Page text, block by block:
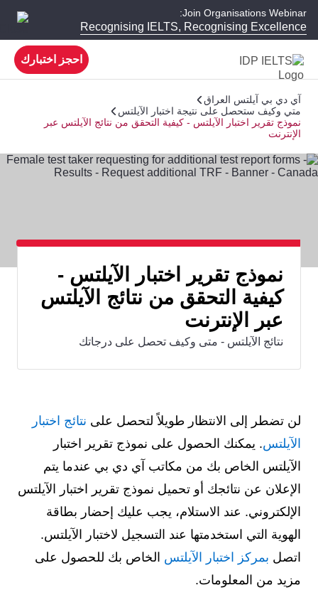
Join Organisations Webinar:
Recognising IELTS, Recognising Excellence
احجز اختبارك
آي دي بي آيلتس العراق
متي وكيف ستحصل على نتيجة اختبار الآيلتس
نموذج تقرير اختبار الآيلتس - كيفية التحقق من نتائج الآيلتس عبر
الإنترنت
نموذج تقرير اختبار الآيلتس -
كيفية التحقق من نتائج الآيلتس
عبر الإنترنت
نتائج الآيلتس - متى وكيف تحصل على درجاتك
لن تضطر إلى الانتظار طويلاً لتحصل على نتائج اختبار
الآيلتس. يمكنك الحصول على نموذج تقرير اختبار
الآيلتس الخاص بك من مكاتب آي دي بي عندما يتم
الإعلان عن نتائجك أو تحميل نموذج تقرير اختبار الآيلتس
الإلكتروني. عند الاستلام، يجب عليك إحضار بطاقة
الهوية التي استخدمتها عند التسجيل لاختبار الآيلتس.
اتصل بمركز اختبار الآيلتس الخاص بك للحصول على
مزيد من المعلومات.